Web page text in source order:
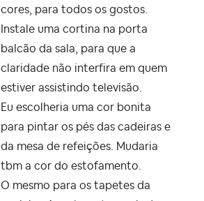
cores, para todos os gostos.
Instale uma cortina na porta
balcão da sala, para que a
claridade não interfira em quem
estiver assistindo televisão.
Eu escolheria uma cor bonita
para pintar os pés das cadeiras e
da mesa de refeições. Mudaria
tbm a cor do estofamento.
O mesmo para os tapetes da